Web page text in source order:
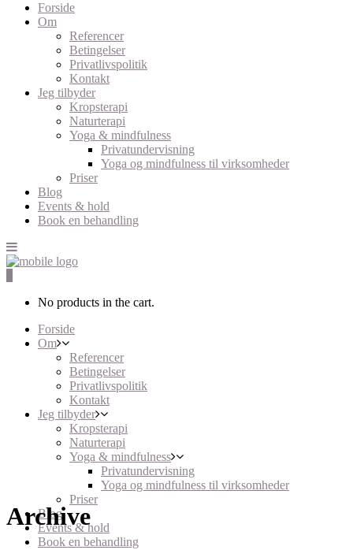
Forside
Om
Referencer
Betingelser
Privatlivspolitik
Kontakt
Jeg tilbyder
Kropsterapi
Naturterapi
Yoga & mindfulness
Privatundervisning
Yoga og mindfulness til virksomheder
Priser
Blog
Events & hold
Book en behandling
No products in the cart.
Forside
Om
Referencer
Betingelser
Privatlivspolitik
Kontakt
Jeg tilbyder
Kropsterapi
Naturterapi
Yoga & mindfulness
Privatundervisning
Yoga og mindfulness til virksomheder
Priser
Blog
Events & hold
Book en behandling
Archive